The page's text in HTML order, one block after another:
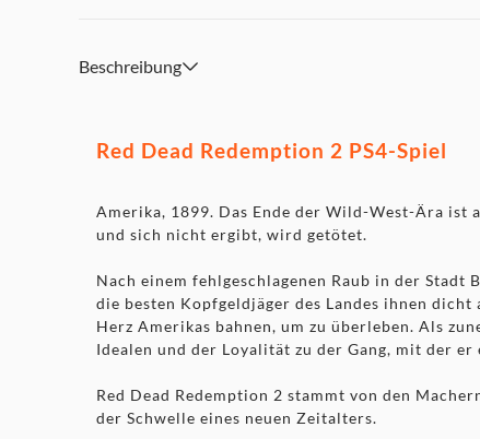
Beschreibung
Red Dead Redemption 2 PS4-Spiel
Amerika, 1899. Das Ende der Wild-West-Ära ist
und sich nicht ergibt, wird getötet.
Nach einem fehlgeschlagenen Raub in der
die besten Kopfgeldjäger des Landes ihnen
Herz Amerikas bahnen, um zu überleben. Als
Idealen und der Loyalität zu der Gang, mit der
Red Dead Redemption 2 stammt von den
der Schwelle eines neuen Zeitalters.